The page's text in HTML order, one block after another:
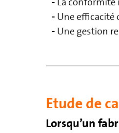
- Une efficacité
- Une gestion
Etude de
Lorsqu’un